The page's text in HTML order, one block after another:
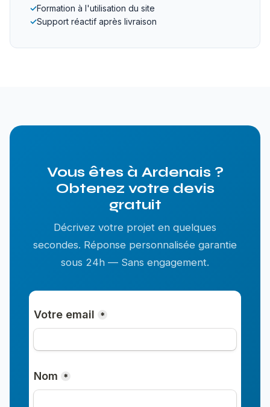
✓Formation à l'utilisation du site
✓Support réactif après livraison
Vous êtes à Ardenais ?
Obtenez votre devis
gratuit
Décrivez votre projet en quelques
secondes. Réponse personnalisée garantie
sous 24h — Sans engagement.